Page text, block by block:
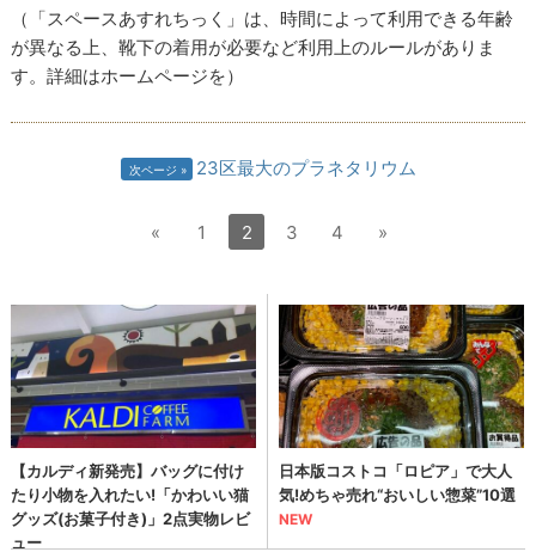
（「スペースあすれちっく」は、時間によって利用できる年齢
が異なる上、靴下の着用が必要など利用上のルールがありま
す。詳細はホームページを）
次ページ 23区最大のプラネタリウム
« 1 2 3 4 »